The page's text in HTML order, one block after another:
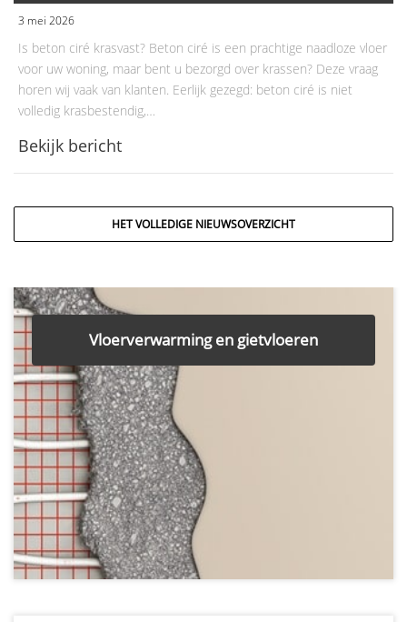
3 mei 2026
Is beton ciré krasvast? Beton ciré is een prachtige naadloze vloer
voor uw woning, maar bent u bezorgd over krassen? Deze vraag
horen wij vaak van klanten. Eerlijk gezegd: beton ciré is niet
volledig krasbestendig,…
Bekijk bericht
HET VOLLEDIGE NIEUWSOVERZICHT
Vloerverwarming en gietvloeren